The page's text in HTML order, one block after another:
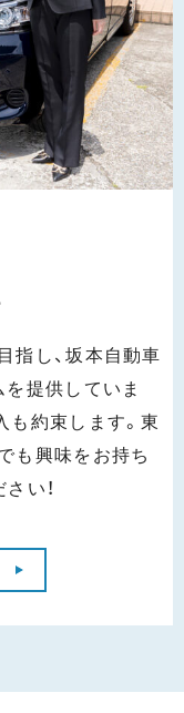
指し、坂本自動車
提供していま
も約束します。東
も興味をお持ち
い！